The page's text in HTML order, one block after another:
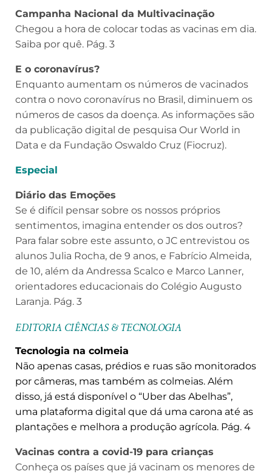
Campanha Nacional da Multivacinação
Chegou a hora de colocar todas as vacinas em dia.
Saiba por quê. Pág. 3
E o coronavírus?
Enquanto aumentam os números de vacinados
contra o novo coronavírus no Brasil, diminuem os
números de casos da doença. As informações são
da publicação digital de pesquisa Our World in
Data e da Fundação Oswaldo Cruz (Fiocruz).
Especial
Diário das Emoções
Se é difícil pensar sobre os nossos próprios
sentimentos, imagina entender os dos outros?
Para falar sobre este assunto, o JC entrevistou os
alunos Julia Rocha, de 9 anos, e Fabrício Almeida,
de 10, além da Andressa Scalco e Marco Lanner,
orientadores educacionais do Colégio Augusto
Laranja. Pág. 3
EDITORIA CIÊNCIAS & TECNOLOGIA
Tecnologia na colmeia
Não apenas casas, prédios e ruas são monitorados
por câmeras, mas também as colmeias. Além
disso, já está disponível o “Uber das Abelhas”,
uma plataforma digital que dá uma carona até as
plantações e melhora a produção agrícola. Pág. 4
Vacinas contra a covid-19 para crianças
Conheça os países que já vacinam os menores de